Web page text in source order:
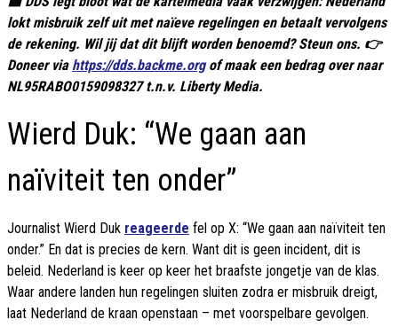
lokt misbruik zelf uit met naïeve regelingen en betaalt vervolgens
de rekening. Wil jij dat dit blijft worden benoemd? Steun ons. 👉
Doneer via https://dds.backme.orgof maak een bedrag over naar
NL95RABO0159098327 t.n.v. Liberty Media.
Wierd Duk: “We gaan aan
naïviteit ten onder”
Journalist Wierd Duk reageerde fel op X: “We gaan aan naïviteit ten
onder.” En dat is precies de kern. Want dit is geen incident, dit is
beleid. Nederland is keer op keer het braafste jongetje van de klas.
Waar andere landen hun regelingen sluiten zodra er misbruik dreigt,
laat Nederland de kraan openstaan – met voorspelbare gevolgen.